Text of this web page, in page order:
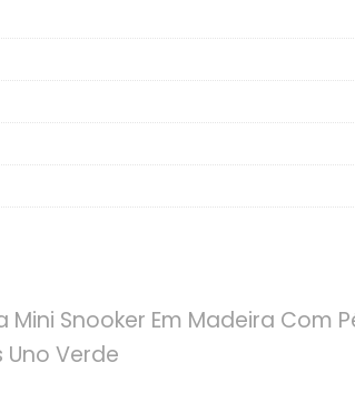
Mini Snooker Em Madeira Com
Verde